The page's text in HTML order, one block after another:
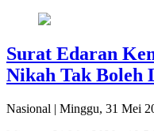
Surat Edaran
Nikah Tak Boleh
Nasional | Minggu, 31 Mei